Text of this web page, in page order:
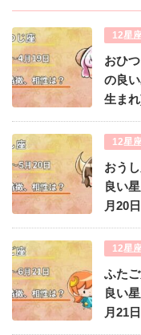
12星
おひ
の良
生ま
12星
おう
良い
月20
12星
ふた
良い
月21